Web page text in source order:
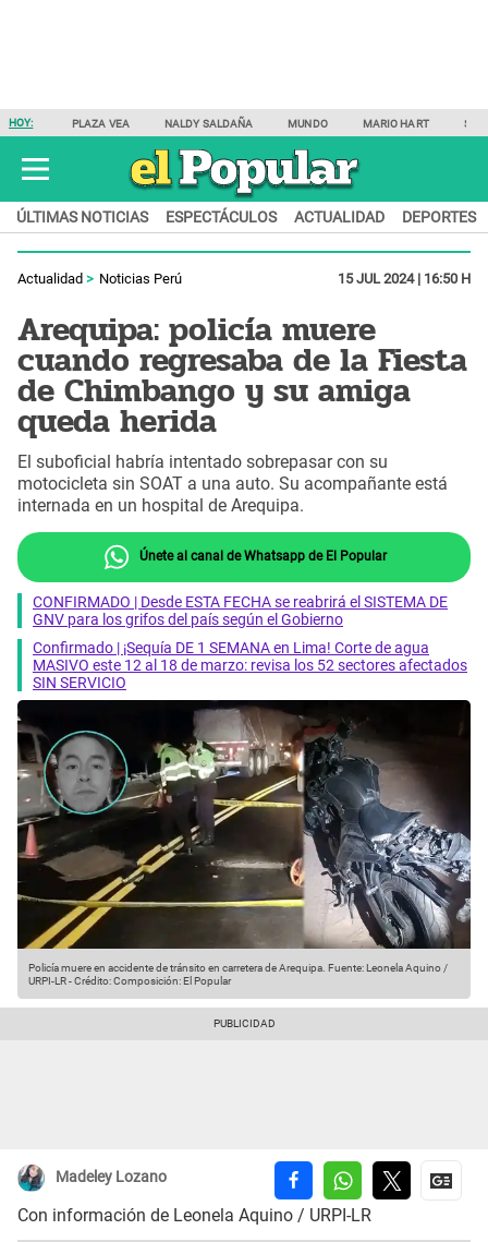
HOY: PLAZA VEA NALDY SALDAÑA MUNDO MARIO HART
ÚLTIMAS NOTICIAS ESPECTÁCULOS ACTUALIDAD DEPORTES
Actualidad Noticias Perú 15 JUL 2024 | 16:50 H
Arequipa: policía muere
cuando regresaba de la Fiesta
de Chimbango y su amiga
queda herida
El suboficial habría intentado sobrepasar con su
motocicleta sin SOAT a una auto. Su acompañante está
internada en un hospital de Arequipa.
Únete al canal de Whatsapp de El Popular
CONFIRMADO | Desde ESTA FECHA se reabrirá el SISTEMA DE
GNV para los grifos del país según el Gobierno
Confirmado | ¡Sequía DE 1 SEMANA en Lima! Corte de agua
MASIVO este 12 al 18 de marzo: revisa los 52 sectores afectados
SIN SERVICIO
Policía muere en accidente de tránsito en carretera de Arequipa. Fuente: Leonela Aquino /
URPI-LR-Crédito: Composición: El Popular
Madeley Lozano
Con información de Leonela Aquino / URPI-LR